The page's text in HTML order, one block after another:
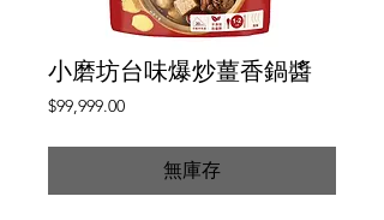
小磨坊台味爆炒薑香鍋醬
$99,999.00價
無庫存